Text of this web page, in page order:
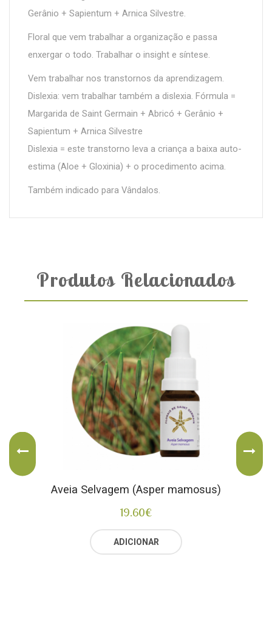
Gerânio + Sapientum + Arnica Silvestre.
Floral que vem trabalhar a organização e passa
enxergar o todo. Trabalhar o insight e síntese.
Vem trabalhar nos transtornos da aprendizagem.
Dislexia: vem trabalhar também a dislexia. Fórmula =
Margarida de Saint Germain + Abricó + Gerânio +
Sapientum + Arnica Silvestre
Dislexia = este transtorno leva a criança a baixa auto-
estima (Aloe + Gloxinia) + o procedimento acima.
Também indicado para Vândalos.
Produtos Relacionados
Aveia Selvagem (Asper mamosus)
19.60€
ADICIONAR